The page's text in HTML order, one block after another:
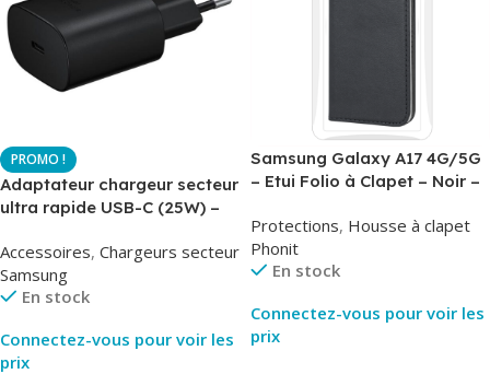
Adaptateur chargeur secteur
ultra rapide USB-C (25W) –
TA800
Accessoires, Chargeurs secteur
Samsung
En stock
Connectez-vous pour voir les
prix
Samsung Galaxy A17 4G/5G
– Etui Folio à Clapet – Noir –
Protections, Housse à clapet
Phonit
En stock
Connectez-vous pour voir les
prix